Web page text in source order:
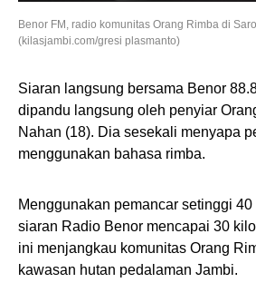
Benor FM, radio komunitas Orang Rimba di
(kilasjambi.com/gresi plasmanto)
Siaran langsung bersama Benor
dipandu langsung oleh penyiar
Nahan (18). Dia sesekali menyapa
menggunakan bahasa rimba.
Menggunakan pemancar setinggi
siaran Radio Benor mencapai 30
ini menjangkau komunitas Orang
kawasan hutan pedalaman Jambi.